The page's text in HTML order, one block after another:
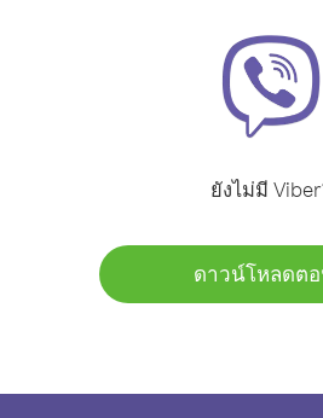
ยังไม่มี
ดาวน์โหลดต